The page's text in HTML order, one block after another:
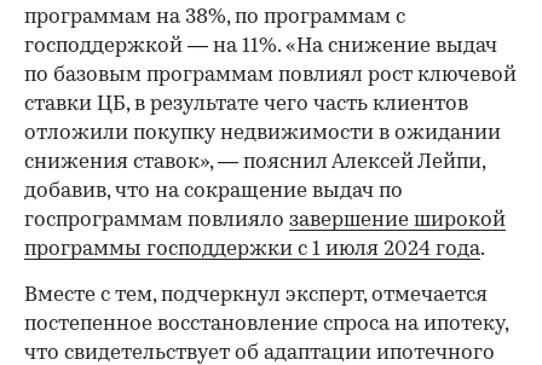
программам на 38%, по программам с
господдержкой — на 11%. «На снижение выдач
по базовым программам повлиял рост ключевой
ставки ЦБ, в результате чего часть клиентов
отложили покупку недвижимости в ожидании
снижения ставок», — пояснил Алексей Лейпи,
добавив, что на сокращение выдач по
госпрограммам повлияло завершение широкой
программы господдержки с 1 июля 2024 года.
Вместе с тем, подчеркнул эксперт, отмечается
постепенное восстановление спроса на ипотеку,
что свидетельствует об адаптации ипотечного